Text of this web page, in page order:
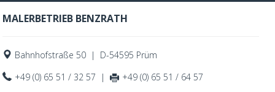
MALERBETRIEB BENZRATH
Bahnhofstraße 50 | D-54595 Prüm
+49 (0) 65 51 / 32 57 |
+49 (0) 65 51 / 64 57